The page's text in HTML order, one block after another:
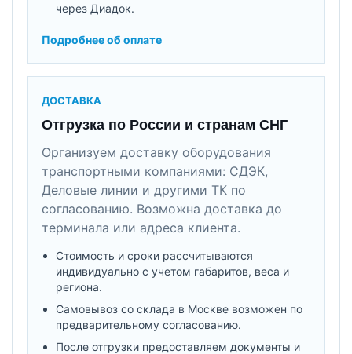
через Диадок.
Подробнее об оплате
ДОСТАВКА
Отгрузка по России и странам СНГ
Организуем доставку оборудования
транспортными компаниями: СДЭК,
Деловые линии и другими ТК по
согласованию. Возможна доставка до
терминала или адреса клиента.
Стоимость и сроки рассчитываются
индивидуально с учетом габаритов, веса и
региона.
Самовывоз со склада в Москве возможен по
предварительному согласованию.
После отгрузки предоставляем документы и